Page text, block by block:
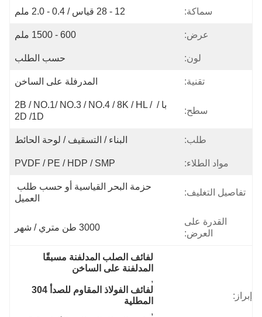
سماكة: 12 - 28 قياس / 0.4 - 2.0 ملم
عرض: 600 - 1500 ملم
لون: حسب الطلب
تقنية: المدرفلة على الساخن
سطح:
با / 2B / NO.1/ NO.3 / NO.4 / 8K / HL /
2D /1D
طلب: البناء / التسقيف / لوحة الحائط
مواد الطلاء: PVDF / PE / HDP / SMP
تفاصيل التغليف:
حزمة البحر القياسية أو حسب طلب
العميل
القدرة على
العرض:
3000 طن متري / شهر
إبراز:
لفائف الصلب المدلفنة مسبقًا
المدلفنة على الساخن
,
لفائف الفولاذ المقاوم للصدأ 304
المطلية
,